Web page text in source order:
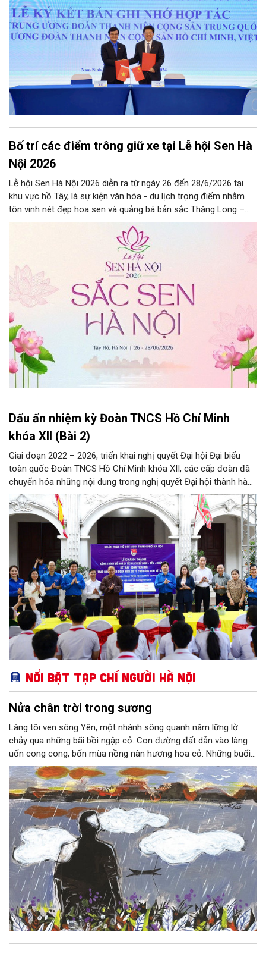
phong trong kỷ nguyên mới”.
Bố trí các điểm trông giữ xe tại Lễ hội Sen Hà
Nội 2026
Lễ hội Sen Hà Nội 2026 diễn ra từ ngày 26 đến 28/6/2026 tại
khu vực hồ Tây, là sự kiện văn hóa - du lịch trọng điểm nhằm
tôn vinh nét đẹp hoa sen và quảng bá bản sắc Thăng Long –
Hà Nội.
Dấu ấn nhiệm kỳ Đoàn TNCS Hồ Chí Minh
khóa XII (Bài 2)
Giai đoạn 2022 – 2026, triển khai nghị quyết Đại hội Đại biểu
toàn quốc Đoàn TNCS Hồ Chí Minh khóa XII, các cấp đoàn đã
chuyển hóa những nội dung trong nghị quyết Đại hội thành hành
động cụ thể và đạt được nhiều kết quả nổi bật.
Nổi bật Tạp chí Người Hà Nội
Nửa chân trời trong sương
Làng tôi ven sông Yên, một nhánh sông quanh năm lững lờ
chảy qua những bãi bồi ngập cỏ. Con đường đất dẫn vào làng
uốn cong cong, bốn mùa nồng nàn hương hoa cỏ. Những buổi
hoàng hôn, khi nắng đã dịu xuống phía cuối sông, đám hoa tím
lại thẫm màu như có ai vừa rắc lên một lớp khói.